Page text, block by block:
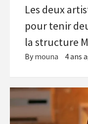
Les deux
pour tenir
la structure
By mouna 4 ans